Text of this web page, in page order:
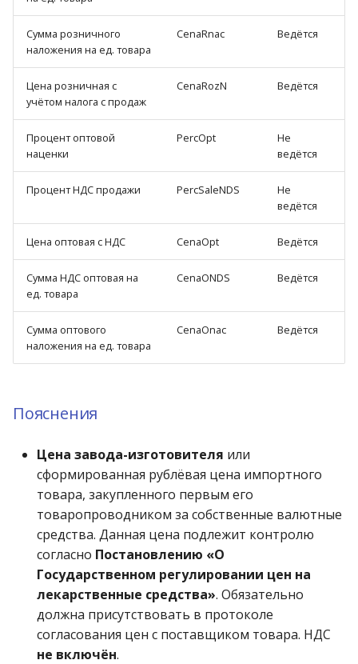
Сумма розничного
наложения на ед. товара
CenaRnac Ведётся
Цена розничная с
учётом налога с продаж
CenaRozN Ведётся
Процент оптовой
наценки
PercOpt
Не
ведётся
Процент НДС продажи PercSaleNDS
Не
ведётся
Цена оптовая с НДС CenaOpt Ведётся
Сумма НДС оптовая на
ед. товара
CenaONDS Ведётся
Сумма оптового
наложения на ед. товара
CenaOnac Ведётся
Пояснения
Цена завода-изготовителя или
сформированная рублёвая цена импортного
товара, закупленного первым его
товаропроводником за собственные валютные
средства. Данная цена подлежит контролю
согласно Постановлению «О
Государственном регулировании цен на
лекарственные средства». Обязательно
должна присутствовать в протоколе
согласования цен с поставщиком товара. НДС
не включён.